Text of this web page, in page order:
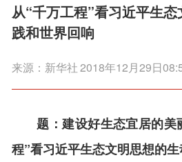
从“千万工程”看习近平生
践和世界回响
来源： 新华社2018年12月29日
题：建设好生态宜居的
程”看习近平生态文明思想的